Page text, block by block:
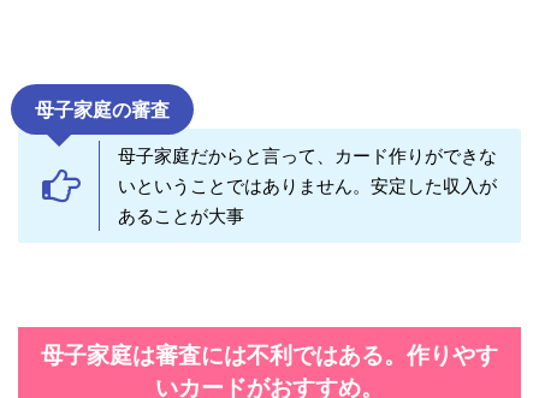
母子家庭の審査
母子家庭だからと言って、カード作りができな
いということではありません。安定した収入が
あることが大事
母子家庭は審査には不利ではある。作りやす
いカードがおすすめ。